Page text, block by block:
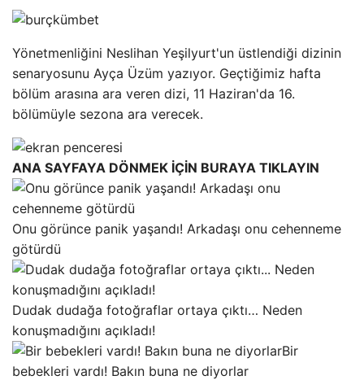
Yönetmenliğini Neslihan Yeşilyurt'un üstlendiği dizinin
senaryosunu Ayça Üzüm yazıyor. Geçtiğimiz hafta
bölüm arasına ara veren dizi, 11 Haziran'da 16.
bölümüyle sezona ara verecek.
ANA SAYFAYA DÖNMEK İÇİN BURAYA TIKLAYIN
Onu görünce panik yaşandı! Arkadaşı onu cehenneme
götürdü
Dudak dudağa fotoğraflar ortaya çıktı… Neden
konuşmadığını açıkladı!
Bir
bebekleri vardı! Bakın buna ne diyorlar